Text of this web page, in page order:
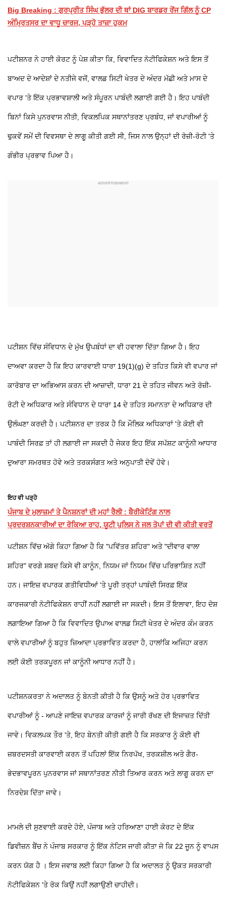
Big Breaking : ਗੁਰਪ੍ਰੀਤ ਸਿੰਘ ਭੁੱਲਰ ਦੀ ਥਾਂ DIG ਬਾਰਡਰ ਰੇਂਜ ਗਿੱਲ ਨੂੰ CP
ਅੰਮ੍ਰਿਤਸਰ ਦਾ ਵਾਧੂ ਚਾਰਜ, ਪੜ੍ਹੋ ਤਾਜ਼ਾ ਹੁਕਮ
ਪਟੀਸ਼ਨਰ ਨੇ ਹਾਈ ਕੋਰਟ ਨੂੰ ਪੇਸ਼ ਕੀਤਾ ਕਿ, ਵਿਵਾਦਿਤ ਨੋਟੀਫਿਕੇਸ਼ਨ ਅਤੇ ਇਸ ਤੋਂ
ਬਾਅਦ ਦੇ ਆਦੇਸ਼ਾਂ ਦੇ ਨਤੀਜੇ ਵਜੋਂ, ਵਾਲਡ ਸਿਟੀ ਖੇਤਰ ਦੇ ਅੰਦਰ ਮੱਛੀ ਅਤੇ ਮਾਸ ਦੇ
ਵਪਾਰ 'ਤੇ ਇੱਕ ਪ੍ਰਭਾਵਸ਼ਾਲੀ ਅਤੇ ਸੰਪੂਰਨ ਪਾਬੰਦੀ ਲਗਾਈ ਗਈ ਹੈ। ਇਹ ਪਾਬੰਦੀ
ਬਿਨਾਂ ਕਿਸੇ ਪੁਨਰਵਾਸ ਨੀਤੀ, ਵਿਕਲਪਿਕ ਸਥਾਨਾਂਤਰਣ ਪ੍ਰਬੰਧ, ਜਾਂ ਵਪਾਰੀਆਂ ਨੂੰ
ਢੁਕਵੇਂ ਸਮੇਂ ਦੀ ਵਿਵਸਥਾ ਦੇ ਲਾਗੂ ਕੀਤੀ ਗਈ ਸੀ, ਜਿਸ ਨਾਲ ਉਨ੍ਹਾਂ ਦੀ ਰੋਜ਼ੀ-ਰੋਟੀ 'ਤੇ
ਗੰਭੀਰ ਪ੍ਰਭਾਵ ਪਿਆ ਹੈ।
ਪਟੀਸ਼ਨ ਵਿੱਚ ਸੰਵਿਧਾਨ ਦੇ ਮੁੱਖ ਉਪਬੰਧਾਂ ਦਾ ਵੀ ਹਵਾਲਾ ਦਿੱਤਾ ਗਿਆ ਹੈ। ਇਹ
ਦਾਅਵਾ ਕਰਦਾ ਹੈ ਕਿ ਇਹ ਕਾਰਵਾਈ ਧਾਰਾ 19(1)(g) ਦੇ ਤਹਿਤ ਕਿਸੇ ਵੀ ਵਪਾਰ ਜਾਂ
ਕਾਰੋਬਾਰ ਦਾ ਅਭਿਆਸ ਕਰਨ ਦੀ ਆਜ਼ਾਦੀ, ਧਾਰਾ 21 ਦੇ ਤਹਿਤ ਜੀਵਨ ਅਤੇ ਰੋਜ਼ੀ-
ਰੋਟੀ ਦੇ ਅਧਿਕਾਰ ਅਤੇ ਸੰਵਿਧਾਨ ਦੇ ਧਾਰਾ 14 ਦੇ ਤਹਿਤ ਸਮਾਨਤਾ ਦੇ ਅਧਿਕਾਰ ਦੀ
ਉਲੰਘਣਾ ਕਰਦੀ ਹੈ। ਪਟੀਸ਼ਨਰ ਦਾ ਤਰਕ ਹੈ ਕਿ ਮੌਲਿਕ ਅਧਿਕਾਰਾਂ 'ਤੇ ਕੋਈ ਵੀ
ਪਾਬੰਦੀ ਸਿਰਫ਼ ਤਾਂ ਹੀ ਲਗਾਈ ਜਾ ਸਕਦੀ ਹੈ ਜੇਕਰ ਇਹ ਇੱਕ ਸਪੱਸ਼ਟ ਕਾਨੂੰਨੀ ਆਧਾਰ
ਦੁਆਰਾ ਸਮਰਥਤ ਹੋਵੇ ਅਤੇ ਤਰਕਸੰਗਤ ਅਤੇ ਅਨੁਪਾਤੀ ਦੋਵੇਂ ਹੋਵੇ।
ਇਹ ਵੀ ਪੜ੍ਹੋ
ਪੰਜਾਬ ਦੇ ਮੁਲਾਜ਼ਮਾਂ ਤੇ ਪੈਨਸ਼ਨਰਾਂ ਦੀ ਮਹਾਂ ਰੈਲੀ : ਬੈਰੀਕੇਟਿੰਗ ਨਾਲ
ਪ੍ਰਦਰਸ਼ਨਕਾਰੀਆਂ ਦਾ ਰੋਕਿਆ ਰਾਹ, ਯੂਟੀ ਪੁਲਿਸ ਨੇ ਜਲ ਤੋਪਾਂ ਦੀ ਵੀ ਕੀਤੀ ਵਰਤੋਂ
ਪਟੀਸ਼ਨ ਵਿੱਚ ਅੱਗੇ ਕਿਹਾ ਗਿਆ ਹੈ ਕਿ "ਪਵਿੱਤਰ ਸ਼ਹਿਰ" ਅਤੇ "ਦੀਵਾਰ ਵਾਲਾ
ਸ਼ਹਿਰ" ਵਰਗੇ ਸ਼ਬਦ ਕਿਸੇ ਵੀ ਕਾਨੂੰਨ, ਨਿਯਮ ਜਾਂ ਨਿਯਮ ਵਿੱਚ ਪਰਿਭਾਸ਼ਿਤ ਨਹੀਂ
ਹਨ। ਜਾਇਜ਼ ਵਪਾਰਕ ਗਤੀਵਿਧੀਆਂ 'ਤੇ ਪੂਰੀ ਤਰ੍ਹਾਂ ਪਾਬੰਦੀ ਸਿਰਫ਼ ਇੱਕ
ਕਾਰਜਕਾਰੀ ਨੋਟੀਫਿਕੇਸ਼ਨ ਰਾਹੀਂ ਨਹੀਂ ਲਗਾਈ ਜਾ ਸਕਦੀ। ਇਸ ਤੋਂ ਇਲਾਵਾ, ਇਹ ਦੋਸ਼
ਲਗਾਇਆ ਗਿਆ ਹੈ ਕਿ ਵਿਵਾਦਿਤ ਉਪਾਅ ਵਾਲਡ ਸਿਟੀ ਖੇਤਰ ਦੇ ਅੰਦਰ ਕੰਮ ਕਰਨ
ਵਾਲੇ ਵਪਾਰੀਆਂ ਨੂੰ ਬਹੁਤ ਜ਼ਿਆਦਾ ਪ੍ਰਭਾਵਿਤ ਕਰਦਾ ਹੈ, ਹਾਲਾਂਕਿ ਅਜਿਹਾ ਕਰਨ
ਲਈ ਕੋਈ ਤਰਕਪੂਰਨ ਜਾਂ ਕਾਨੂੰਨੀ ਆਧਾਰ ਨਹੀਂ ਹੈ।
ਪਟੀਸ਼ਨਕਰਤਾ ਨੇ ਅਦਾਲਤ ਨੂੰ ਬੇਨਤੀ ਕੀਤੀ ਹੈ ਕਿ ਉਸਨੂੰ ਅਤੇ ਹੋਰ ਪ੍ਰਭਾਵਿਤ
ਵਪਾਰੀਆਂ ਨੂੰ - ਆਪਣੇ ਜਾਇਜ਼ ਵਪਾਰਕ ਕਾਰਜਾਂ ਨੂੰ ਜਾਰੀ ਰੱਖਣ ਦੀ ਇਜਾਜ਼ਤ ਦਿੱਤੀ
ਜਾਵੇ। ਵਿਕਲਪਕ ਤੌਰ 'ਤੇ, ਇਹ ਬੇਨਤੀ ਕੀਤੀ ਗਈ ਹੈ ਕਿ ਸਰਕਾਰ ਨੂੰ ਕੋਈ ਵੀ
ਜ਼ਬਰਦਸਤੀ ਕਾਰਵਾਈ ਕਰਨ ਤੋਂ ਪਹਿਲਾਂ ਇੱਕ ਨਿਰਪੱਖ, ਤਰਕਸ਼ੀਲ ਅਤੇ ਗੈਰ-
ਭੇਦਭਾਵਪੂਰਨ ਪੁਨਰਵਾਸ ਜਾਂ ਸਥਾਨਾਂਤਰਣ ਨੀਤੀ ਤਿਆਰ ਕਰਨ ਅਤੇ ਲਾਗੂ ਕਰਨ ਦਾ
ਨਿਰਦੇਸ਼ ਦਿੱਤਾ ਜਾਵੇ।
ਮਾਮਲੇ ਦੀ ਸੁਣਵਾਈ ਕਰਦੇ ਹੋਏ, ਪੰਜਾਬ ਅਤੇ ਹਰਿਆਣਾ ਹਾਈ ਕੋਰਟ ਦੇ ਇੱਕ
ਡਿਵੀਜ਼ਨ ਬੈਂਚ ਨੇ ਪੰਜਾਬ ਸਰਕਾਰ ਨੂੰ ਇੱਕ ਨੋਟਿਸ ਜਾਰੀ ਕੀਤਾ ਜੋ ਕਿ 22 ਜੂਨ ਨੂੰ ਵਾਪਸ
ਕਰਨ ਯੋਗ ਹੈ । ਇਸ ਜਵਾਬ ਲਈ ਕਿਹਾ ਗਿਆ ਹੈ ਕਿ ਅਦਾਲਤ ਨੂੰ ਉਕਤ ਸਰਕਾਰੀ
ਨੋਟੀਫਿਕੇਸ਼ਨ 'ਤੇ ਰੋਕ ਕਿਉਂ ਨਹੀਂ ਲਗਾਉਣੀ ਚਾਹੀਦੀ।